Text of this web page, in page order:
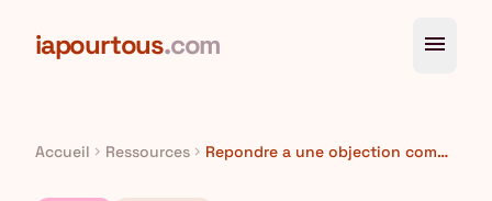
iapourtous.com menu
Accueil chevron_right Ressources chevron_right Repondre a une objection commerciale